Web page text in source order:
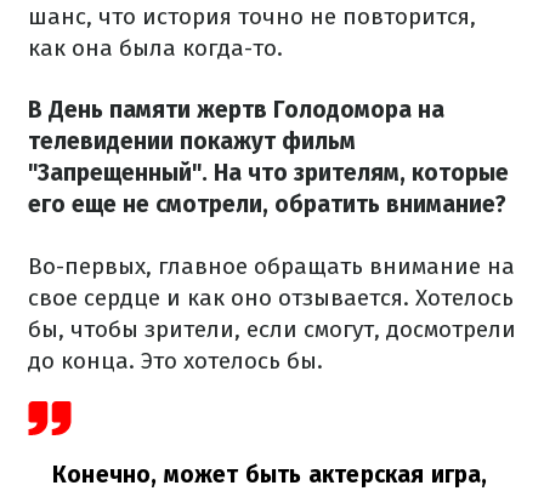
шанс, что история точно не повторится,
как она была когда-то.
В День памяти жертв Голодомора на
телевидении покажут фильм
"Запрещенный". На что зрителям, которые
его еще не смотрели, обратить внимание?
Во-первых, главное обращать внимание на
свое сердце и как оно отзывается. Хотелось
бы, чтобы зрители, если смогут, досмотрели
до конца. Это хотелось бы.
Конечно, может быть актерская игра,